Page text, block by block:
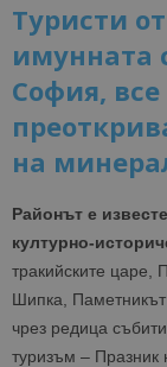
Туристи
имунната
София,
на
Районът е
културно-
тракийските царе,
Шипка,
чрез редица
туризъм – Празник